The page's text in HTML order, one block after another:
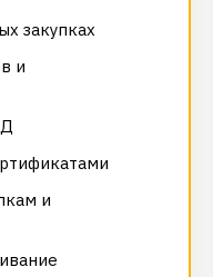
закупках
и
и